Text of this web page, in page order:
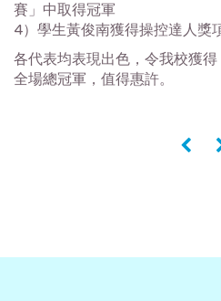
賽」中取得冠軍
4）學生黃俊南獲得操控達人獎
各代表均表現出色，令我校獲得
全場總冠軍，值得惠許。
«